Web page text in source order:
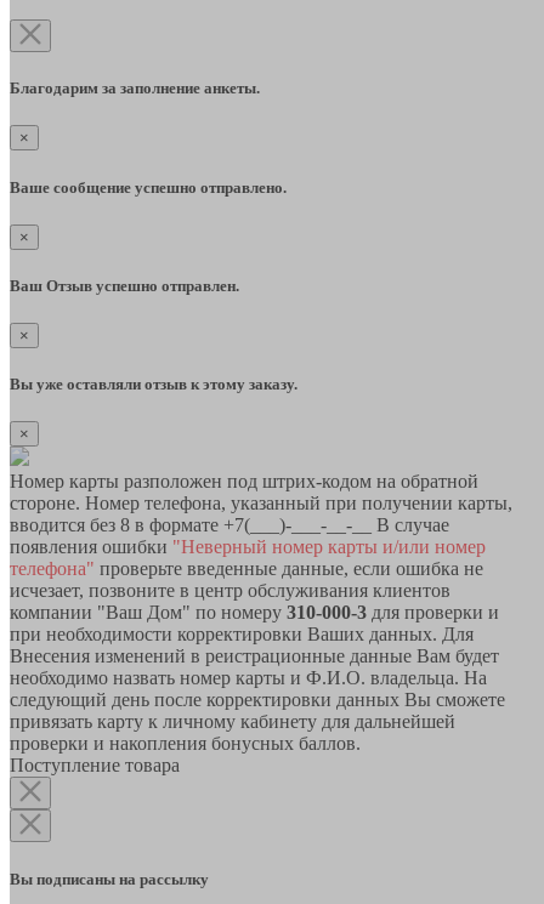
Благодарим за заполнение анкеты.
×
Ваше сообщение успешно отправлено.
×
Ваш Отзыв успешно отправлен.
×
Вы уже оставляли отзыв к этому заказу.
×
Номер карты разположен под штрих-кодом на обратной
стороне. Номер телефона, указанный при получении карты,
вводится без 8 в формате +7(___)-___-__-__ В случае
появления ошибки "Неверный номер карты и/или номер
телефона" проверьте введенные данные, если ошибка не
исчезает, позвоните в центр обслуживания клиентов
компании "Ваш Дом" по номеру 310-000-3 для проверки и
при необходимости корректировки Ваших данных. Для
Внесения изменений в реистрационные данные Вам будет
необходимо назвать номер карты и Ф.И.О. владельца. На
следующий день после корректировки данных Вы сможете
привязать карту к личному кабинету для дальнейшей
проверки и накопления бонусных баллов.
Поступление товара
Вы подписаны на рассылку